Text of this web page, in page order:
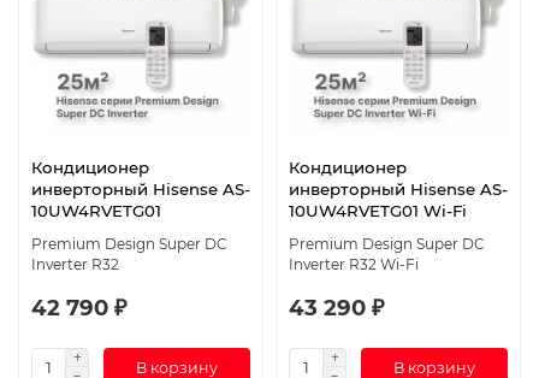
Кондиционер
инверторный Hisense AS-
10UW4RVETG01
Premium Design Super DC
Inverter R32
42 790 ₽
В корзину
Кондиционер
инверторный Hisense AS-
10UW4RVETG01 Wi-Fi
Premium Design Super DC
Inverter R32 Wi-Fi
43 290 ₽
В корзину